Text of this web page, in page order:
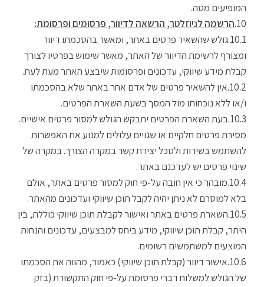
המופיעים מטה.
הרשמה לניוזלטר, הרשאה לדיוור, פרסומים ופרסומת:
גולש שהשאיר פרטים באתר, ומאשר בהסכמתו דיוור
ומצורף לרשימת הדיוור של האתר, מאשר שימוש בפרטיו לצורך
קבלת מידע שיווקי, עדכונים ופרסומות שיבצע האתר מעת לעת.
אין להשאיר פרטים של אדם אחר באתר שלא בהסכמתו
ו/או ללא נוכחותו מול המסך בשעת השארת הפרטים.
בעת השארת הפרטים יתבקש הגולש למסור פרטים אישיים.
מסירת פרטים חלקיים או שגויים עלולים למנוע את האפשרות
להשתמש בשירות ולסכל יצירת קשר במקרה הצורך. במקרה של
שינוי פרטים יש לעדכנם באתר.
מובהר כי אין חובה על-פי חוק למסור פרטים באתר, אולם
בלא למוסרם לא ניתן יהיה לקבל תוכן שיווקי ועדכונים מהאתר.
השארת פרטים באתר ואישור לקבלת תוכן שיווקי כוללת, בין
היתר, קבלת תוכן שיווקי, מידע ביחס למבצעים, עדכונים והנחות
המוצעים למשתמשים רשומים.
אישור דיוור (קבלת תוכן שיווקי) כאמור, מהווה את הסכמתו
של הגולש למשלוח דברי פרסומת על-פי חוק התקשורת (בזק